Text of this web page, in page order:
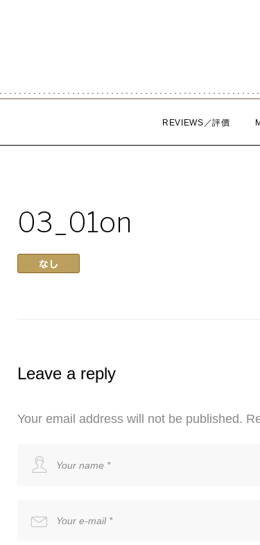
REVIEWS／評價
03_01on
Leave a reply
Your email address will not be published.